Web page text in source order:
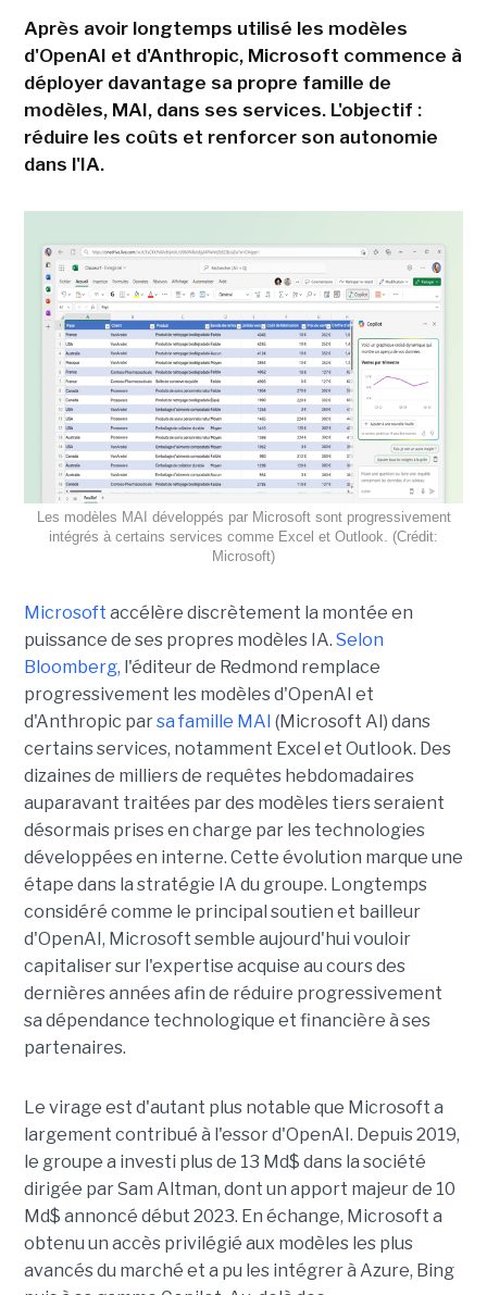
Après avoir longtemps utilisé les modèles
d'OpenAI et d'Anthropic, Microsoft commence à
déployer davantage sa propre famille de
modèles, MAI, dans ses services. L'objectif :
réduire les coûts et renforcer son autonomie
dans l'IA.
Les modèles MAI développés par Microsoft sont progressivement
intégrés à certains services comme Excel et Outlook. (Crédit:
Microsoft)
Microsoft accélère discrètement la montée en
puissance de ses propres modèles IA. Selon
Bloomberg, l'éditeur de Redmond remplace
progressivement les modèles d'OpenAI et
d'Anthropic parsa famille MAI (Microsoft AI) dans
certains services, notamment Excel et Outlook. Des
dizaines de milliers de requêtes hebdomadaires
auparavant traitées par des modèles tiers seraient
désormais prises en charge par les technologies
développées en interne. Cette évolution marque une
étape dans la stratégie IA du groupe. Longtemps
considéré comme le principal soutien et bailleur
d'OpenAI, Microsoft semble aujourd'hui vouloir
capitaliser sur l'expertise acquise au cours des
dernières années afin de réduire progressivement
sa dépendance technologique et financière à ses
partenaires.
Le virage est d'autant plus notable que Microsoft a
largement contribué à l'essor d'OpenAI. Depuis 2019,
le groupe a investi plus de 13 Md$ dans la société
dirigée par Sam Altman, dont un apport majeur de 10
Md$ annoncé début 2023. En échange, Microsoft a
obtenu un accès privilégié aux modèles les plus
avancés du marché et a pu les intégrer à Azure, Bing